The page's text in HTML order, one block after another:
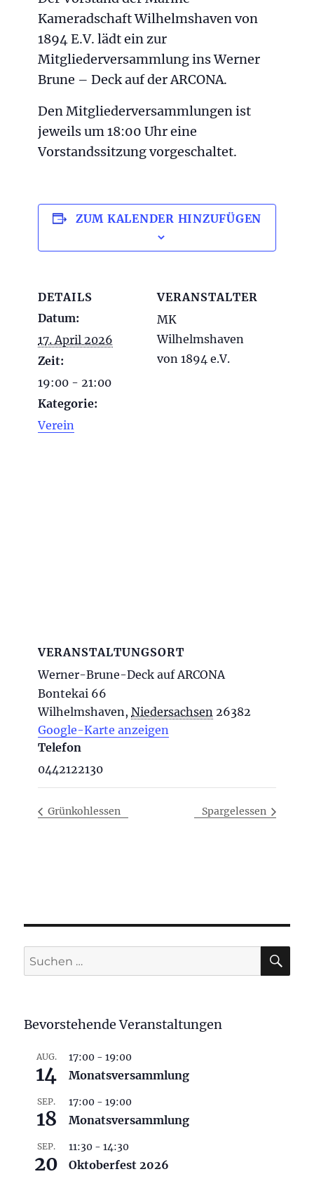
Kameradschaft Wilhelmshaven von
1894 E.V. lädt ein zur
Mitgliederversammlung ins Werner
Brune – Deck auf der ARCONA.
Den Mitgliederversammlungen ist
jeweils um 18:00 Uhr eine
Vorstandssitzung vorgeschaltet.
ZUM KALENDER HINZUFÜGEN
DETAILS
Datum:
17. April 2026
Zeit:
19:00 - 21:00
Kategorie:
Verein
VERANSTALTER
MK
Wilhelmshaven
von 1894 e.V.
VERANSTALTUNGSORT
Werner-Brune-Deck auf ARCONA
Bontekai 66
Wilhelmshaven, Niedersachsen 26382
Google-Karte anzeigen
Telefon
0442122130
Grünkohlessen Spargelessen
Suchen
nach:
Bevorstehende Veranstaltungen
AUG.
14
17:00 -19:00
Monatsversammlung
SEP.
18
17:00 -19:00
Monatsversammlung
SEP.
20
11:30 -14:30
Oktoberfest 2026